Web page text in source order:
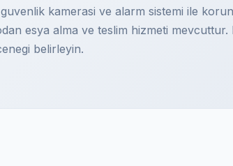
kamerasi ve alarm sistemi ile
esya alma ve teslim hizmeti
belirleyin.